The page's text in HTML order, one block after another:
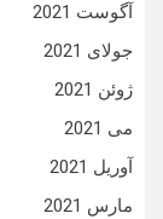
آگوست 2021
جولای 2021
ژوئن 2021
می 2021
آوریل 2021
مارس 2021